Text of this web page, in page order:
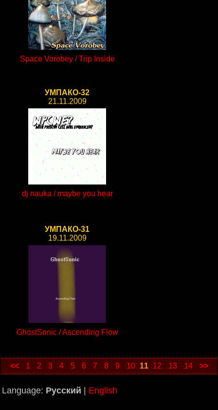
Space Vorobey / Trip Inside
УМПАКО-32
21.11.2009
dj nauka / maybe you hear
УМПАКО-31
19.11.2009
GhostSonic / Ascending Flow
<< 1 2 3 4 5 6 7 8 9 10 11 12 13 14 >>
Language: Русский English